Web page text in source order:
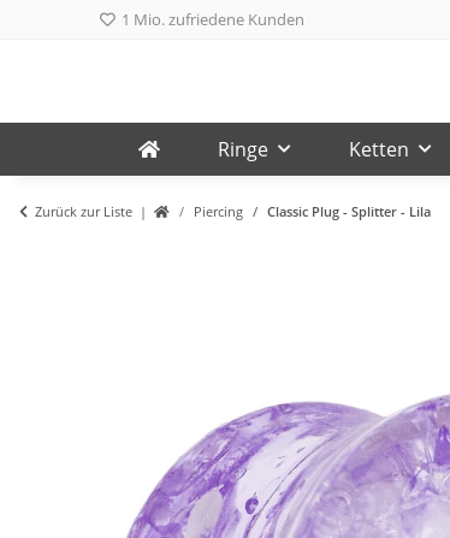
1 Mio. zufriedene Kunden
Ringe Ketten
Zurück zur Liste Piercing Classic Plug - Splitter - Lila